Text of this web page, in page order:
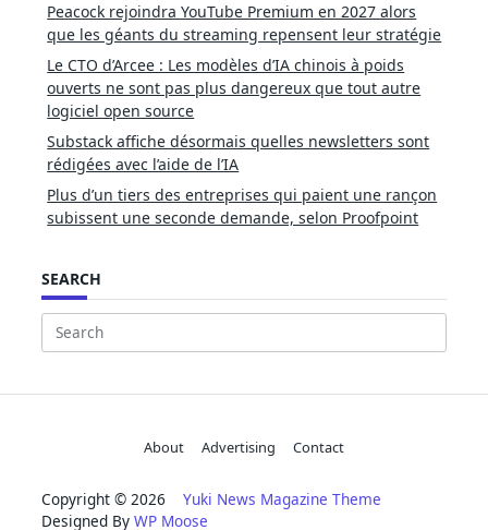
Peacock rejoindra YouTube Premium en 2027 alors
que les géants du streaming repensent leur stratégie
Le CTO d’Arcee : Les modèles d’IA chinois à poids
ouverts ne sont pas plus dangereux que tout autre
logiciel open source
Substack affiche désormais quelles newsletters sont
rédigées avec l’aide de l’IA
Plus d’un tiers des entreprises qui paient une rançon
subissent une seconde demande, selon Proofpoint
SEARCH
Search
About Advertising Contact
Copyright © 2026 Yuki News Magazine Theme
Designed By WP Moose